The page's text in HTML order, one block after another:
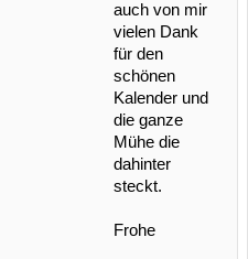
auch von mir
vielen Dank
für den
schönen
Kalender und
die ganze
Mühe die
dahinter
steckt.
Frohe